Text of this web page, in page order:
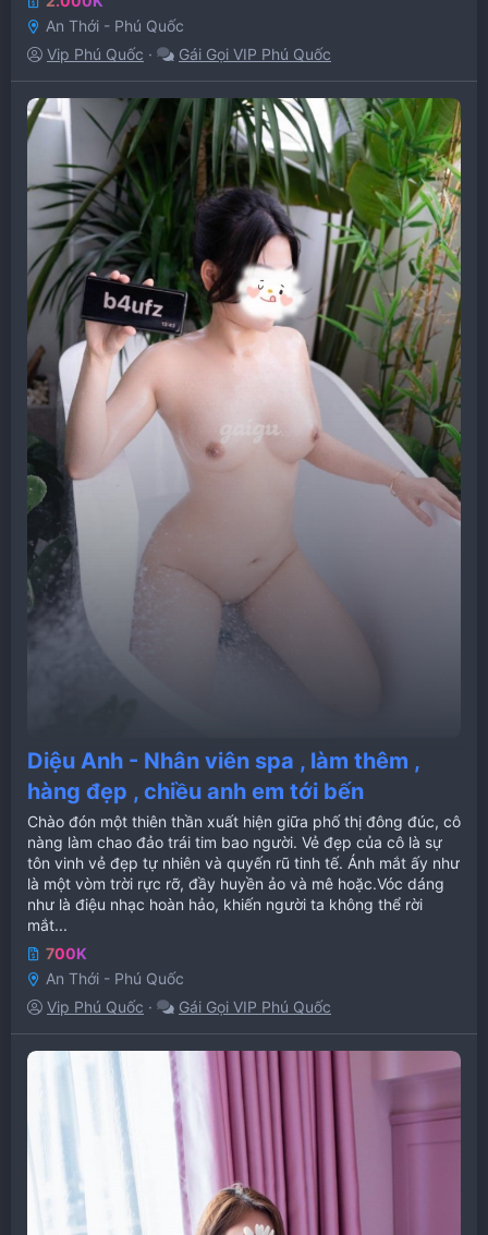
An Thới - Phú Quốc
Vip Phú Quốc
Gái Gọi VIP Phú Quốc
Diệu Anh - Nhân viên spa , làm thêm ,
hàng đẹp , chiều anh em tới bến
Chào đón một thiên thần xuất hiện giữa phố thị đông đúc, cô
nàng làm chao đảo trái tim bao người. Vẻ đẹp của cô là sự
tôn vinh vẻ đẹp tự nhiên và quyến rũ tinh tế. Ánh mắt ấy như
là một vòm trời rực rỡ, đầy huyền ảo và mê hoặc.Vóc dáng
như là điệu nhạc hoàn hảo, khiến người ta không thể rời
mắt...
700K
An Thới - Phú Quốc
Vip Phú Quốc
Gái Gọi VIP Phú Quốc